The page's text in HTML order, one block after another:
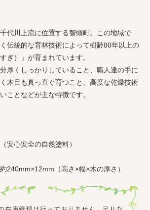
代川上流に位置する智頭町。この地域で
伝統的な育林技術によって樹齢80年以上の
ぎ）」が育まれています。
厚くしっかりしていること、職人達の手に
木目も真っ直ぐ育つこと、高度な乾燥技術
ことなどが主な特徴です。
安心安全の自然塗料）
240mm×12mm（高さ×幅×木の厚さ）